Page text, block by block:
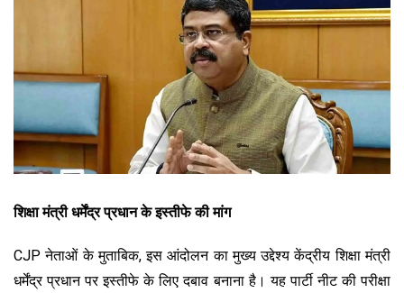
शिक्षा मंत्री धर्मेंद्र प्रधान के इस्तीफे की मांग
CJP नेताओं के मुताबिक, इस आंदोलन का मुख्य उद्देश्य केंद्रीय शिक्षा मंत्री
धर्मेंद्र प्रधान पर इस्तीफे के लिए दबाव बनाना है। यह पार्टी नीट की परीक्षा